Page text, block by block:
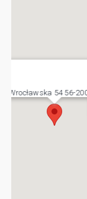
Wrocławska 54 56-200